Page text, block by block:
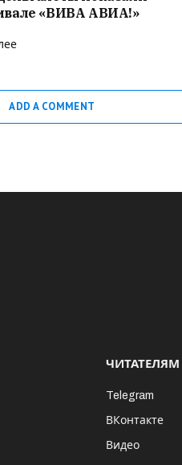
«ВИВА АВИА!»
ADD A COMMENT
ЧИТАТЕЛЯМ
Telegram
ВКонтакте
Видео